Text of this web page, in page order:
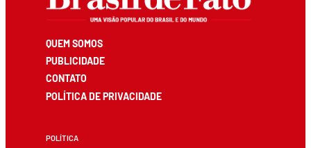
QUEM SOMOS
PUBLICIDADE
CONTATO
POLÍTICA DE PRIVACIDADE
POLÍTICA